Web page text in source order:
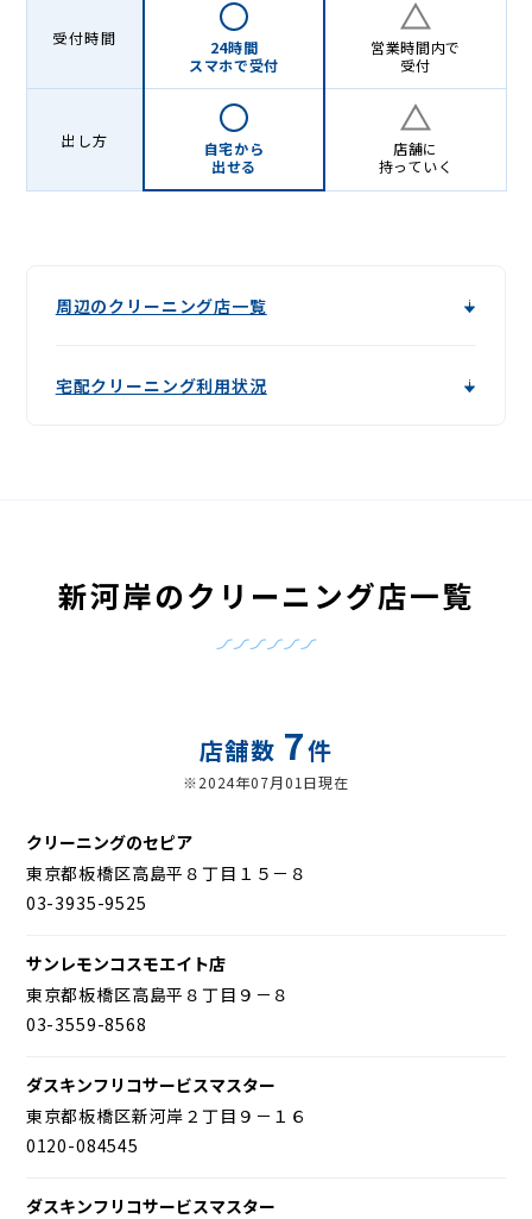
受付時間
24時間
スマホで受付
営業時間内で
受付
出し方
自宅から
出せる
店舗に
持っていく
周辺のクリーニング店一覧
宅配クリーニング利用状況
新河岸のクリーニング店一覧
店舗数 7件
※2024年07月01日現在
クリーニングのセピア
東京都板橋区高島平８丁目１５－８
03-3935-9525
サンレモンコスモエイト店
東京都板橋区高島平８丁目９－８
03-3559-8568
ダスキンフリコサービスマスター
東京都板橋区新河岸２丁目９－１６
0120-084545
ダスキンフリコサービスマスター